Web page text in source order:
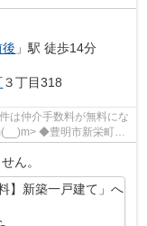
後 」駅 徒歩14分
３丁目318
は仲介手数料が無料にな
新栄町３
ん。
】新築一戸建て」へ